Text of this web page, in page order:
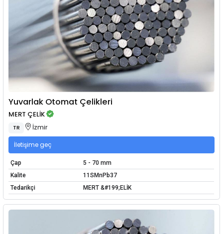
Yuvarlak Otomat Çelikleri
MERT ÇELİK
TR İzmir
İletişime geç
Çap
5 - 70 mm
Kalite
11SMnPb37
Tedarikçi
MERT &#199;ELİK